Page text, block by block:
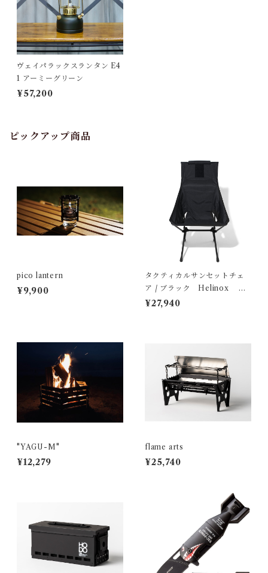
ヴェイパラックスランタン E4
1 アーミーグリーン
¥57,200
ピックアップ商品
pico lantern
¥9,900
タクティカルサンセットチェ
ア / ブラック Helinox ヘ
リノックス
¥27,940
"YAGU-M"
¥12,279
flame arts
¥25,740